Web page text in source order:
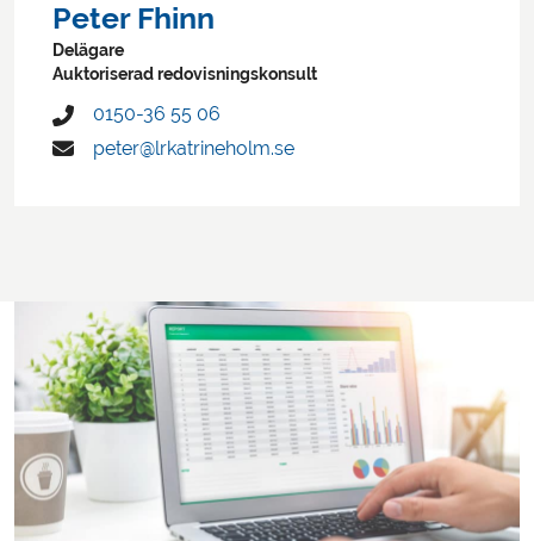
Peter Fhinn
Delägare
Auktoriserad redovisningskonsult
0150-36 55 06
peter@lrkatrineholm.se